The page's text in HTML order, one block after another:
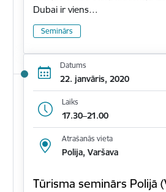
Dubai ir viens…
Seminārs
Datums
22. janvāris, 2020
Laiks
17.30–21.00
Atrašanās vieta
Polija, Varšava
Tūrisma seminārs Polijā